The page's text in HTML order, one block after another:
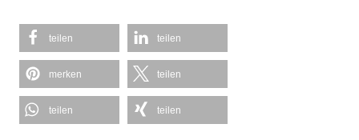
teilen teilen
merken teilen
teilen teilen